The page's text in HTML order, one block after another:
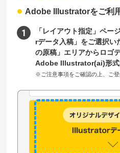
Adobe Illustratorをご利
「レイアウト指定」ペ
rデータ入稿」をご選択
の原稿」エリアからロゴ
Adobe Illustrator(ai)形式
※ご注意事項をご確認の上、ご登